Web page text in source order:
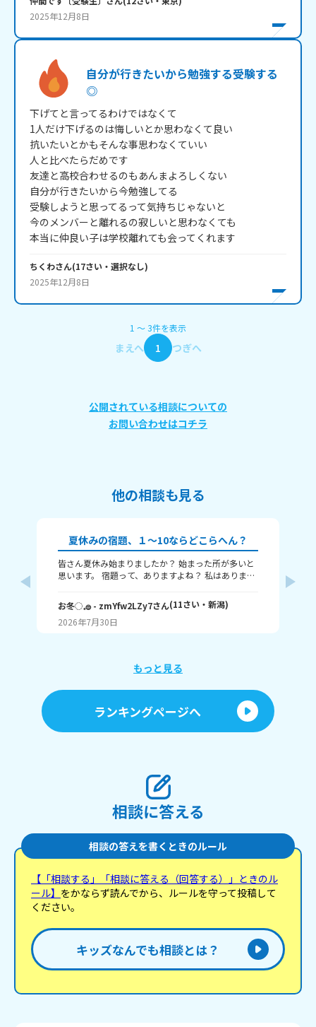
2025年12月8日
自分が行きたいから勉強する受験する
◎
下げてと言ってるわけではなくて
1人だけ下げるのは悔しいとか思わなくて良い
抗いたいとかもそんな事思わなくていい
人と比べたらだめです
友達と高校合わせるのもあんまよろしくない
自分が行きたいから今勉強してる
受験しようと思ってるって気持ちじゃないと
今のメンバーと離れるの寂しいと思わなくても
本当に仲良い子は学校離れても会ってくれます
ちくわさん(17さい・ 選択なし)
2025年12月8日
1 〜3件を表示
まえへ 1 つぎへ
公開されている相談についての
お問い合わせはコチラ
他の相談も見る
夏休みの宿題、１～10ならどこらへん？
皆さん夏休み始まりましたか？ 始まった所が多いと
思います。 宿題って、ありますよね？ 私はありま
いうことです！ 私は6です！ワークと習字と絵が残
ってるので！ みなさんも教えてください！ それじゃ
お冬◌𓈒𓐍- zmYfw2LZy7さん(11さい・ 新潟)
2026年7月30日
もっと見る
ランキングページへ
相談に答える
相談の答えを書くときのルール
【「相談する」「相談に答える（回答する）」ときのル
ール】 をかならず読んでから、ルールを守って投稿して
ください。
キッズなんでも相談とは？